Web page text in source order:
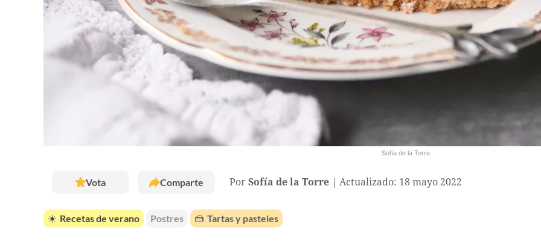
Sofía de la Torre
Vota Comparte Por Sofía de la Torre Actualizado: 18 mayo 2022
☀️ Recetas de verano Postres 🍰 Tartas y pasteles